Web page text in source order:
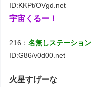
ID:KKPt/OVgd.net
宇宙くるー！
216：名無しステーション
ID:G86/v0d00.net
火星すげーな